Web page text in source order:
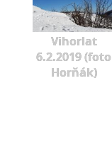
Vihorlat
6.2.2019 (foto
Horňák)